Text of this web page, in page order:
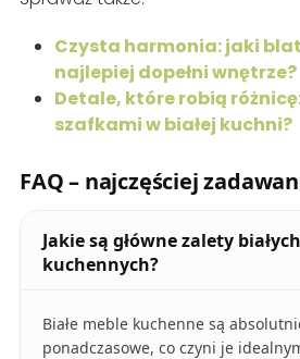
Czysta harmonia: jaki
najlepiej dopełni wnętrze?
Detale, które robią
szafkami w białej kuchni?
FAQ – najczęściej
Jakie są główne zalety
kuchennych?
Białe meble kuchenne są
ponadczasowe, co czyni je